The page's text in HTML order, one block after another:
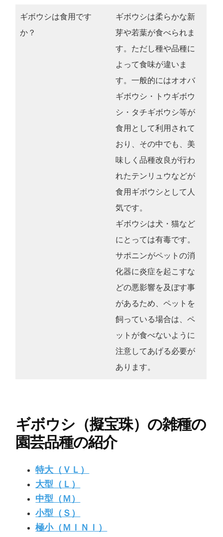
ギボウシは食用です
か？
ギボウシは柔らかな新
芽や若葉が食べられま
す。ただし種や品種に
よって食味が違いま
す。一般的にはオオバ
ギボウシ・トウギボウ
シ・タチギボウシ等が
食用として利用されて
おり、その中でも、美
味しく品種改良が行わ
れたテンリュウなどが
食用ギボウシとして人
気です。
ギボウシは犬・猫など
にとっては有毒です。
サポニンがペットの消
化器に炎症を起こすな
どの悪影響を及ぼす事
があるため、ペットを
飼っている場合は、ペ
ットが食べないように
注意してあげる必要が
あります。
ギボウシ（擬宝珠）の雑種の
園芸品種の紹介
特大（ＶＬ）
大型（Ｌ）
中型（Ｍ）
小型（Ｓ）
極小（ＭＩＮＩ）